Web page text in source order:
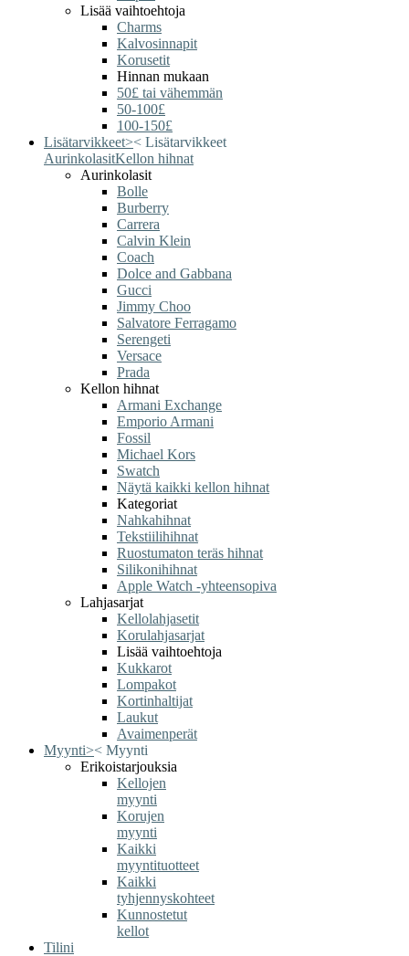
Lisää vaihtoehtoja
Charms
Kalvosinnapit
Korusetit
Hinnan mukaan
50£ tai vähemmän
50-100£
100-150£
Lisätarvikkeet>< Lisätarvikkeet
AurinkolasitKellon hihnat
Aurinkolasit
Bolle
Burberry
Carrera
Calvin Klein
Coach
Dolce and Gabbana
Gucci
Jimmy Choo
Salvatore Ferragamo
Serengeti
Versace
Prada
Kellon hihnat
Armani Exchange
Emporio Armani
Fossil
Michael Kors
Swatch
Näytä kaikki kellon hihnat
Kategoriat
Nahkahihnat
Tekstiilihihnat
Ruostumaton teräs hihnat
Silikonihihnat
Apple Watch -yhteensopiva
Lahjasarjat
Kellolahjasetit
Korulahjasarjat
Lisää vaihtoehtoja
Kukkarot
Lompakot
Kortinhaltijat
Laukut
Avaimenperät
Myynti>< Myynti
Erikoistarjouksia
Kellojen
myynti
Korujen
myynti
Kaikki
myyntituotteet
Kaikki
tyhjennyskohteet
Kunnostetut
kellot
Tilini